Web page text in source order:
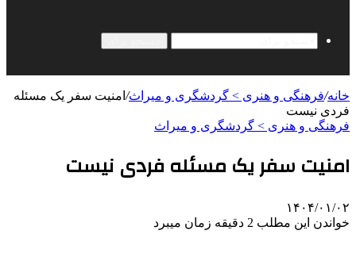
خانه/فرهنگی و هنری > گردشگری و میراث/ امنیت سفر یک مسئله
فردی نیست
فرهنگی و هنری > گردشگری و میراث
امنیت سفر یک مسئله فردی نیست
۱۴۰۴/۰۱/۰۲
خواندن این مطلب 2 دقیقه زمان میبرد